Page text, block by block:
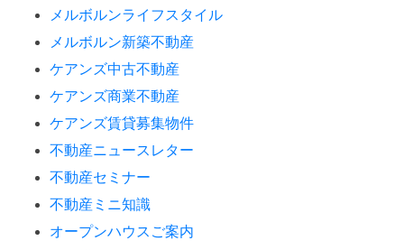
メルボルンライフスタイル
メルボルン新築不動産
ケアンズ中古不動産
ケアンズ商業不動産
ケアンズ賃貸募集物件
不動産ニュースレター
不動産セミナー
不動産ミニ知識
オープンハウスご案内